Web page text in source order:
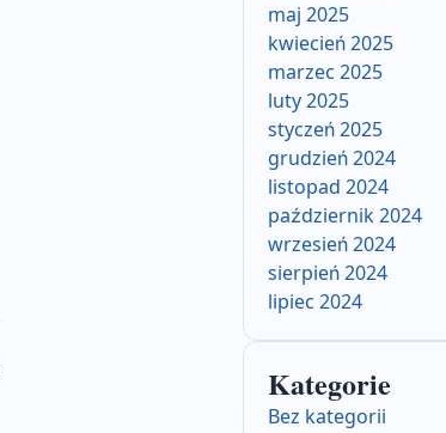
maj 2025
kwiecień 2025
marzec 2025
luty 2025
styczeń 2025
grudzień 2024
listopad 2024
październik 2024
wrzesień 2024
sierpień 2024
lipiec 2024
Kategorie
Bez kategorii